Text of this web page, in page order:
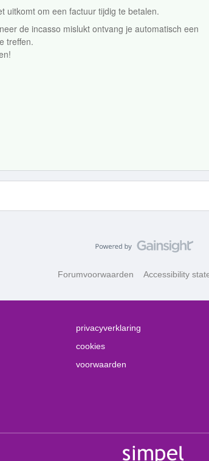
uitkomt om een factuur tijdig te betalen.
de incasso mislukt ontvang je automatisch een
treffen.
Forumvoorwaarden Accessibility
privacyverklaring
cookies
voorwaarden